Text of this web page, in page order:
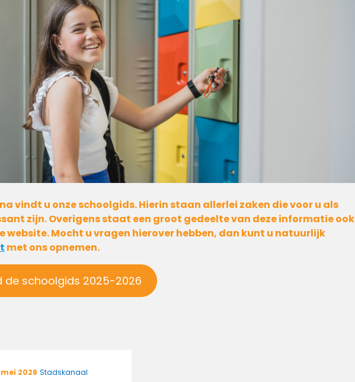
vindt u onze schoolgids. Hierin staan allerlei zaken die voor u als
zijn. Overigens staat een groot gedeelte van deze informatie ook
website. Mocht u vragen hierover hebben, dan kunt u natuurlijk
met ons opnemen.
de schoolgids 2025-2026
2026 Stadskanaal